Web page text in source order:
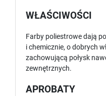
WŁAŚCIWOŚCI
Farby poliestrowe dają
i chemicznie, o dobrych
zachowującą połysk
zewnętrznych.
APROBATY